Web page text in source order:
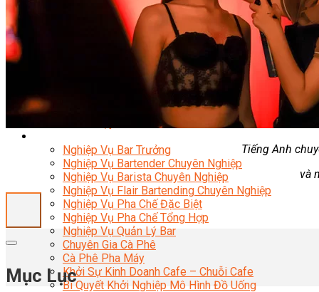
Food Stylist
Master Class
Học Nấu Ăn Mở Quán
Chuyên Đề Bếp Nóng
Khởi Sự Kinh Doanh Ngành F&B
Khởi Sự Kinh Doanh Nhà Hàng
Bí Quyết Kinh Doanh và Vận Hành Mô Hình Ẩm Thực
Nghiệp Vụ Bar Trưởng
Nghiệp Vụ Bartender Chuyên Nghiệp
Nghiệp Vụ Barista Chuyên Nghiệp
Nghiệp Vụ Flair Bartending Chuyên Nghiệp
Nghiệp Vụ Pha Chế Đặc Biệt
Nghiệp Vụ Pha Chế Tổng Hợp
Nghiệp Vụ Quản Lý Bar
Chuyên Gia Cà Phê
Cà Phê Pha Máy
Khởi Sự Kinh Doanh Cafe – Chuỗi Cafe
Bí Quyết Khởi Nghiệp Mô Hình Đồ Uống
Tiếng Anh
và
Mục Lục